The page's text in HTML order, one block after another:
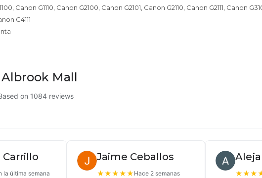
Canon G1110, Canon G2100, Canon G2101, Canon G2110, Canon G2111, Canon
G4111
Albrook Mall
on 1084 reviews
Carrillo
la última semana
Jaime Ceballos
★★★★★ Hace 2 semanas ★★★